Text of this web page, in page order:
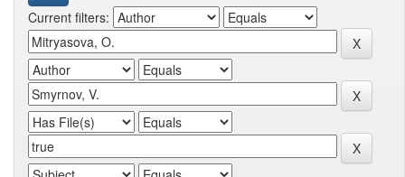
Current filters: